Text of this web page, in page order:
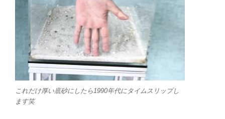
これだけ厚い底砂にしたら1990年代にタイムスリップし
ます笑